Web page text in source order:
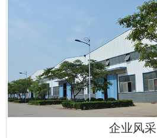
企业风采